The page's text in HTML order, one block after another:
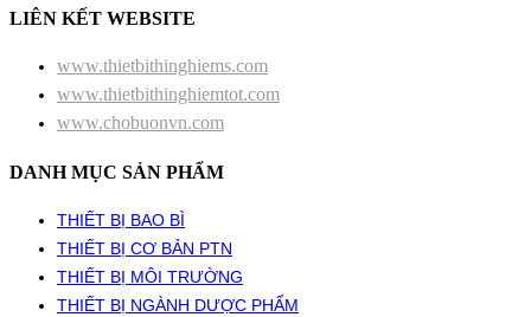
LIÊN KẾT WEBSITE
www.thietbithinghiems.com
www.thietbithinghiemtot.com
www.chobuonvn.com
DANH MỤC SẢN PHẨM
THIẾT BỊ BAO BÌ
THIẾT BỊ CƠ BẢN PTN
THIẾT BỊ MÔI TRƯỜNG
THIẾT BỊ NGÀNH DƯỢC PHẨM